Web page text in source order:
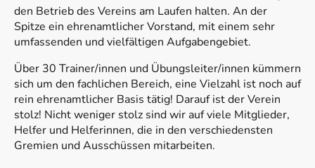
den Betrieb des Vereins am Laufen halten. An der
Spitze ein ehrenamtlicher Vorstand, mit einem sehr
umfassenden und vielfältigen Aufgabengebiet.
Über 30 Trainer/innen und Übungsleiter/innen kümmern
sich um den fachlichen Bereich, eine Vielzahl ist noch auf
rein ehrenamtlicher Basis tätig! Darauf ist der Verein
stolz! Nicht weniger stolz sind wir auf viele Mitglieder,
Helfer und Helferinnen, die in den verschiedensten
Gremien und Ausschüssen mitarbeiten.